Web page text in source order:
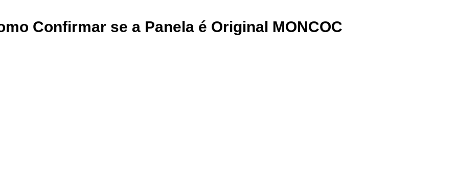
Confirmar se a Panela é Original MONCOC